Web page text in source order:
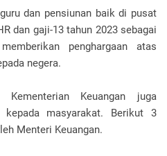
dan pensiunan baik di pusat
dan gaji-13 tahun 2023 sebagai
penghargaan atas
negera.
Keuangan juga
kepada masyarakat. Berikut 3
Menteri Keuangan.